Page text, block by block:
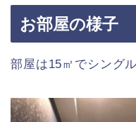
お部屋の様子
部屋は15㎡でシング